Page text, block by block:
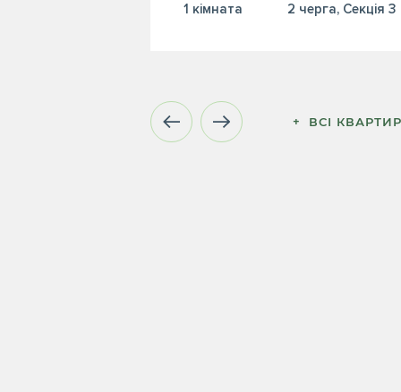
1 кiмната 2 черга, Секція 3
+  ВСІ